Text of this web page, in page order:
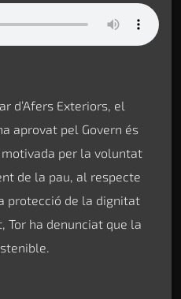
d’Afers Exteriors, el
aprovat pel Govern és
per la voluntat
de la pau, al respecte
protecció de la dignitat
Tor ha denunciat que la